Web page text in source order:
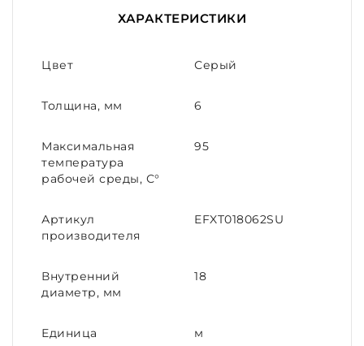
ХАРАКТЕРИСТИКИ
Цвет Серый
Толщина, мм 6
Максимальная
температура
рабочей среды, С°
95
Артикул
производителя
EFXT018062SU
Внутренний
диаметр, мм
18
Единица
м